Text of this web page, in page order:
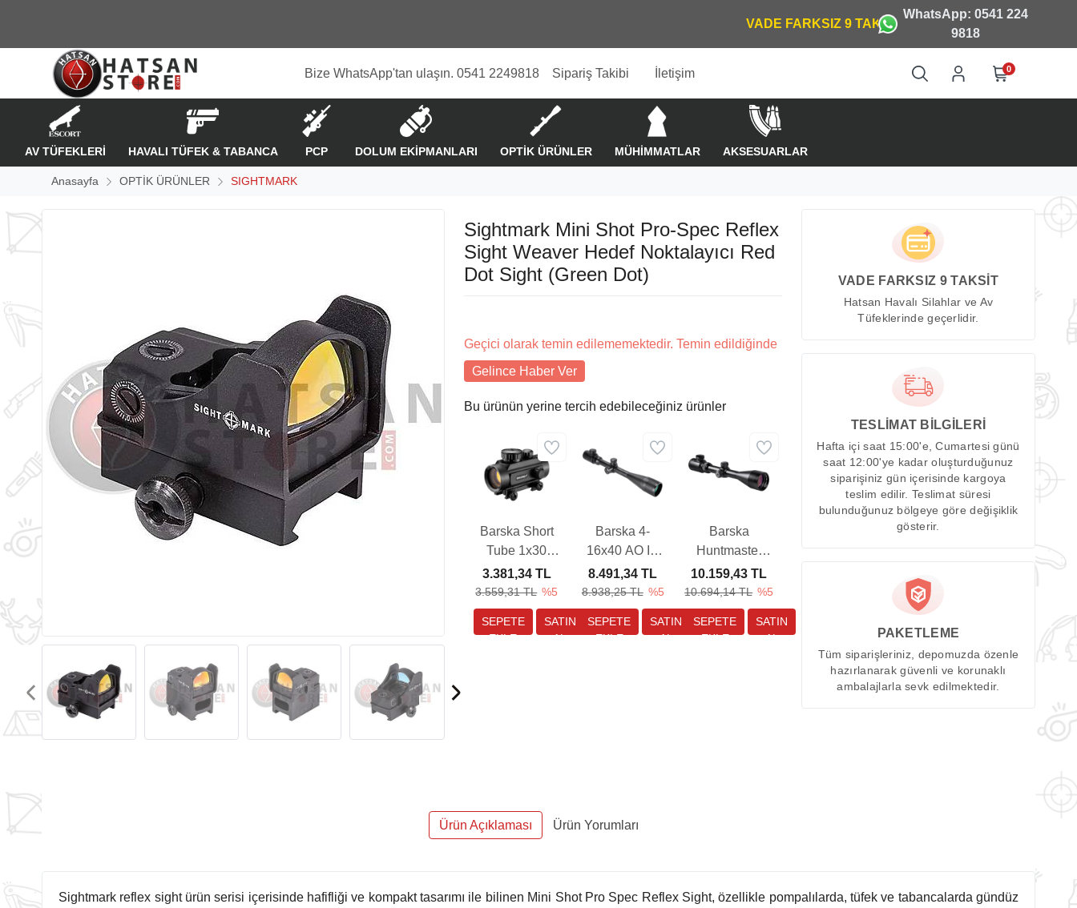
WhatsApp: 0541 224
9818
Bize WhatsApp'tan ulaşın. 0541 2249818 Sipariş Takibi İletişim 0
AV TÜFEKLERİ HAVALI TÜFEK & TABANCA PCP DOLUM EKİPMANLARI OPTİK ÜRÜNLER MÜHİMMATLAR AKSESUARLAR
Anasayfa OPTİK ÜRÜNLER SIGHTMARK
Sightmark Mini Shot Pro-Spec Reflex
Sight Weaver Hedef Noktalayıcı Red
Dot Sight (Green Dot)
Geçici olarak temin edilememektedir. Temin edildiğinde
Gelince Haber Ver
Bu ürünün yerine tercih edebileceğiniz ürünler
Barska Short
Tube 1x30
Weaver Hedef
Noktalayıcı
Red Dot Sight
3.559,31 TL %5
3.381,34 TL
Barska 4-
16x40 AO IR
External MIL-
DOT Tüfek
Dürbünü
8.938,25 TL %5
8.491,34 TL
Barska
Huntmaster
Pro 3-12x50 IR
Tüfek Dürbünü
10.694,14 TL %5
10.159,43 TL
VADE FARKSIZ 9 TAKSİT
Hatsan Havalı Silahlar ve Av
Tüfeklerinde geçerlidir.
TESLİMAT BİLGİLERİ
Hafta içi saat 15:00'e, Cumartesi günü
saat 12:00'ye kadar oluşturduğunuz
siparişiniz gün içerisinde kargoya
teslim edilir. Teslimat süresi
bulunduğunuz bölgeye göre değişiklik
gösterir.
PAKETLEME
Tüm siparişleriniz, depomuzda özenle
hazırlanarak güvenli ve korunaklı
ambalajlarla sevk edilmektedir.
Ürün Açıklaması Ürün Yorumları
Sightmark reflex sight ürün serisi içerisinde hafifliği ve kompakt tasarımı ile bilinen Mini Shot Pro Spec Reflex Sight, özellikle pompalılarda, tüfek ve tabancalarda gündüz